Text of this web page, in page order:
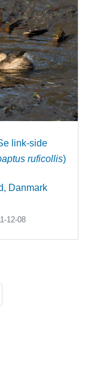
link-side
ruficollis)
, Danmark
12-08